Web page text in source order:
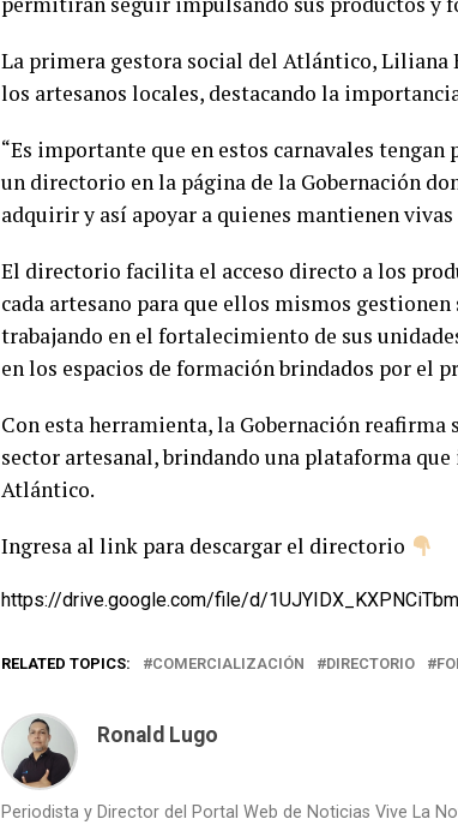
La primera gestora social del Atlántico, Liliana
los artesanos locales, destacando la
“Es importante que en estos carnavales
un directorio en la página de la Gobernación
adquirir y así apoyar a quienes mantienen
El directorio facilita el acceso directo a los
cada artesano para que ellos mismos
trabajando en el fortalecimiento de sus
en los espacios de formación brindados por el
Con esta herramienta, la Gobernación
sector artesanal, brindando una plataforma
Atlántico.
Ingresa al link para descargar el directorio
https://drive.google.com/file/d/
RELATED TOPICS: COMERCIALIZACIÓN DIRECTORIO
Ronald Lugo
Periodista y Director del Portal Web de Noticias Vive La